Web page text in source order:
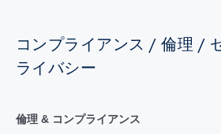
コンプライアンス / 倫理 /
ライバシー
倫理 & コンプライアンス